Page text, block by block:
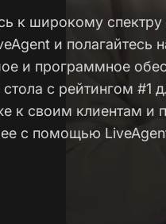
к широкому
и полагайтесь
и программное
стола с рейтингом #1
к своим клиентам и
с помощью